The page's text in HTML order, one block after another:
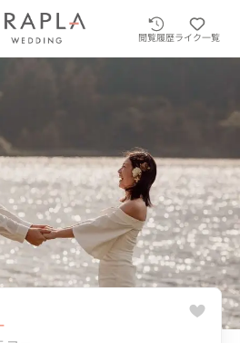
閲覧履歴ライク一覧